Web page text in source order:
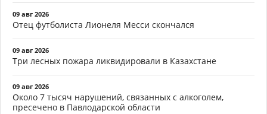
09 авг 2026
Отец футболиста Лионеля Месси скончался
09 авг 2026
Три лесных пожара ликвидировали в Казахстане
09 авг 2026
Около 7 тысяч нарушений, связанных с алкоголем,
пресечено в Павлодарской области